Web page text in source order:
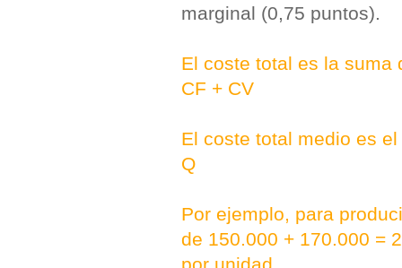
marginal (0,75 puntos).
El coste total es la suma
CF + CV
El coste total medio es
Q
Por ejemplo, para
de 150.000 + 170.000 =